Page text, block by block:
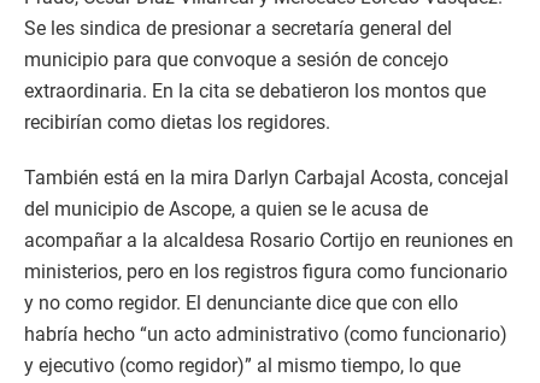
Se les sindica de presionar a secretaría general del
municipio para que convoque a sesión de concejo
extraordinaria. En la cita se debatieron los montos que
recibirían como dietas los regidores.
También está en la mira Darlyn Carbajal Acosta, concejal
del municipio de Ascope, a quien se le acusa de
acompañar a la alcaldesa Rosario Cortijo en reuniones en
ministerios, pero en los registros figura como funcionario
y no como regidor. El denunciante dice que con ello
habría hecho “un acto administrativo (como funcionario)
y ejecutivo (como regidor)” al mismo tiempo, lo que